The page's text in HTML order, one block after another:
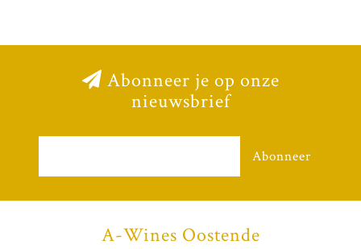
Abonneer je op onze
nieuwsbrief
Abonneer
A-Wines Oostende